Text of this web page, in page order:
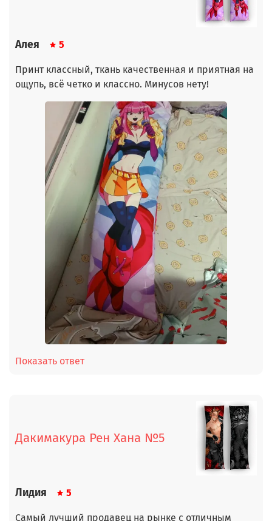
Алея 5
Принт классный, ткань качественная и приятная на
ощупь, всё четко и классно. Минусов нету!
Показать ответ
Дакимакура Рен Хана №5
Лидия 5
Самый лучший продавец на рынке с отличным